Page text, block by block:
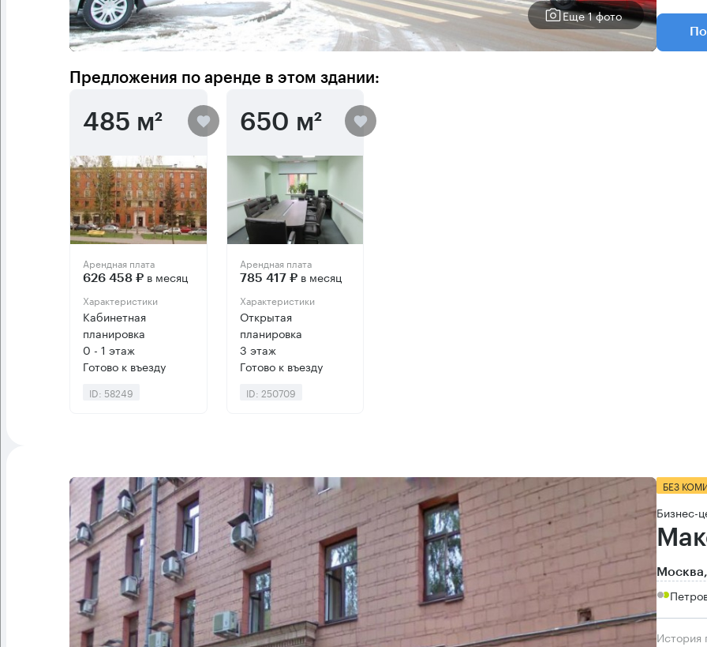
Еще 1 фото
Предложения по аренде в этом здании:
485 м²
Арендная плата
626 458 ₽ в месяц
Характеристики
Кабинетная
планировка
0 - 1 этаж
Готово к въезду
ID: 58249
650 м²
Арендная плата
785 417 ₽в месяц
Характеристики
Открытая
планировка
3 этаж
Готово к въезду
ID: 250709
БЕЗ
Бизнес-